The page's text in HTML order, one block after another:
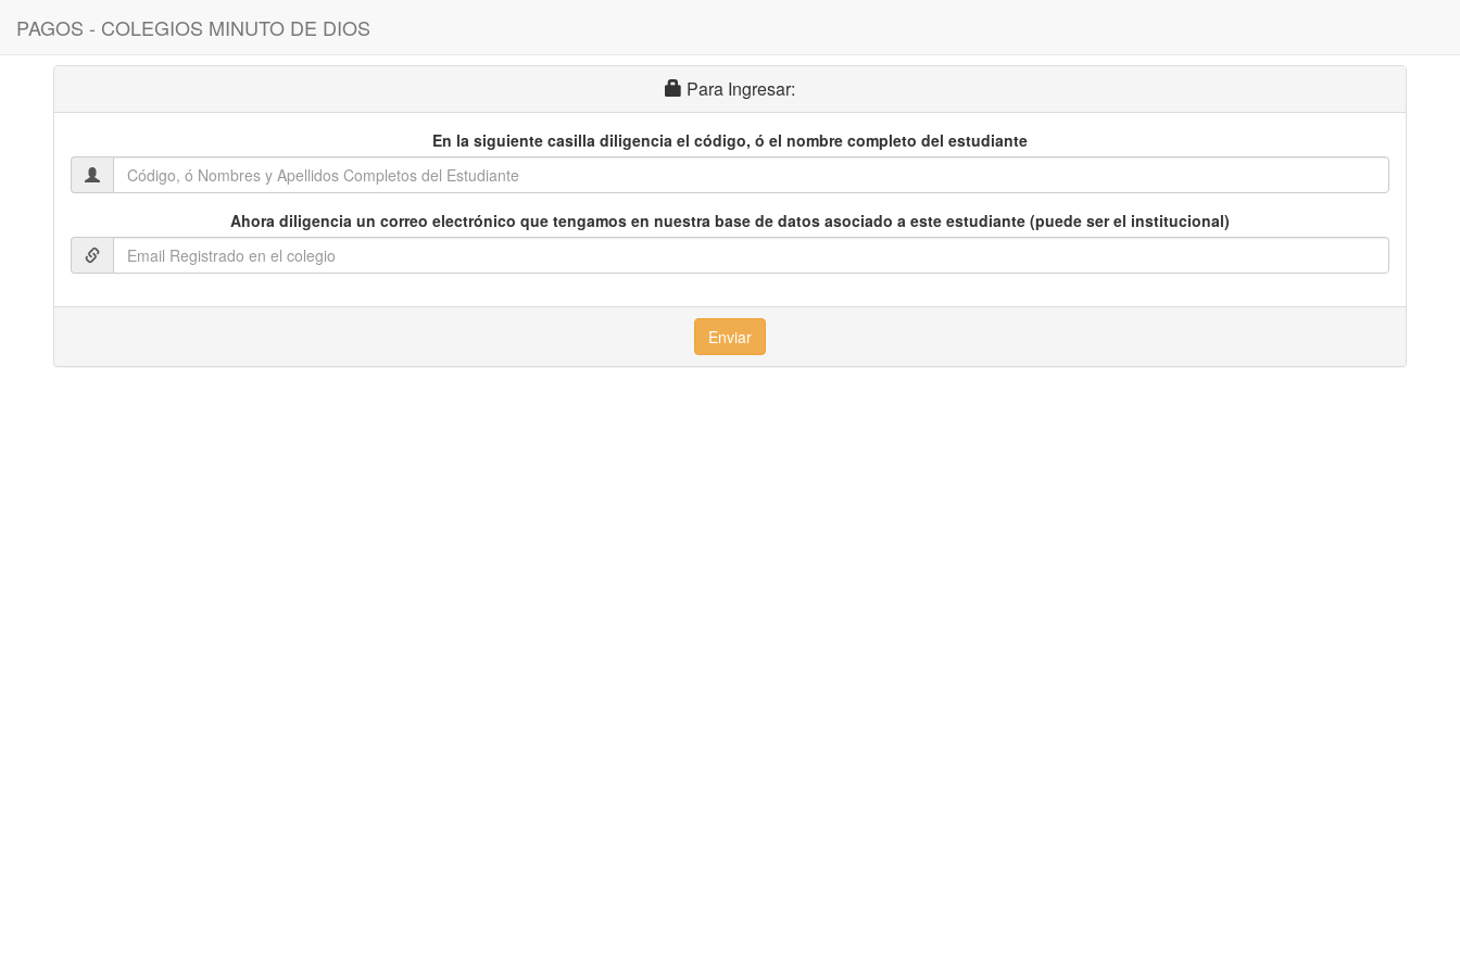
PAGOS - COLEGIOS MINUTO DE DIOS
Para Ingresar:
En la siguiente casilla diligencia el código, ó el nombre completo del estudiante
Ahora diligencia un correo electrónico que tengamos en nuestra base de datos asociado a este estudiante (puede ser el institucional)